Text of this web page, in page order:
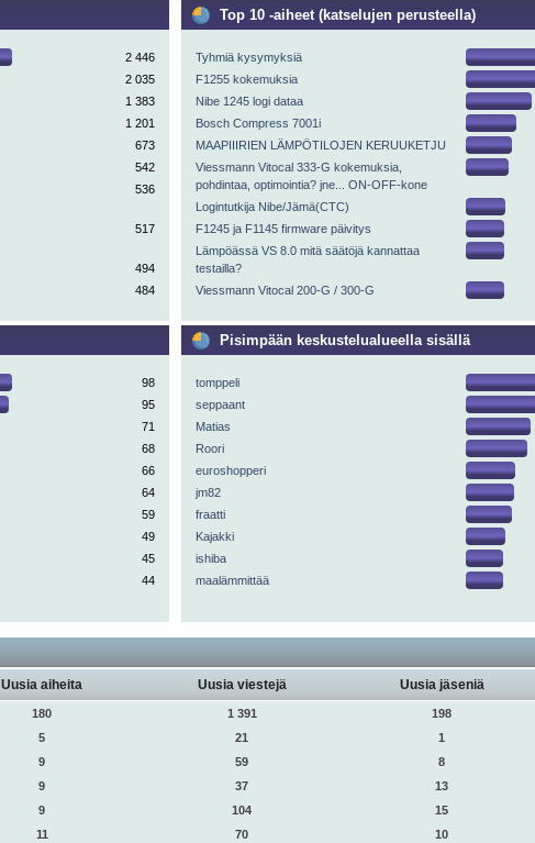
2 446
2 035
1 383
1 201
673
542
536
517
494
484
Top 10 -aiheet (katselujen perusteella)
Tyhmiä kysymyksiä
F1255 kokemuksia
Nibe 1245 logi dataa
Bosch Compress 7001i
MAAPIIIRIEN LÄMPÖTILOJEN KERUUKETJU
Viessmann Vitocal 333-G kokemuksia,
pohdintaa, optimointia? jne... ON-OFF-kone
Logintutkija Nibe/Jämä(CTC)
F1245 ja F1145 firmware päivitys
Lämpöässä VS 8.0 mitä säätöjä kannattaa
testailla?
Viessmann Vitocal 200-G / 300-G
98
95
71
68
66
64
59
49
45
44
Pisimpään keskustelualueella sisällä
tomppeli
seppaant
Matias
Roori
euroshopperi
jm82
fraatti
Kajakki
ishiba
maalämmittää
Uusia aiheita Uusia viestejä Uusia jäseniä
180 1 391 198
5 21 1
9 59 8
9 37 13
9 104 15
11 70 10